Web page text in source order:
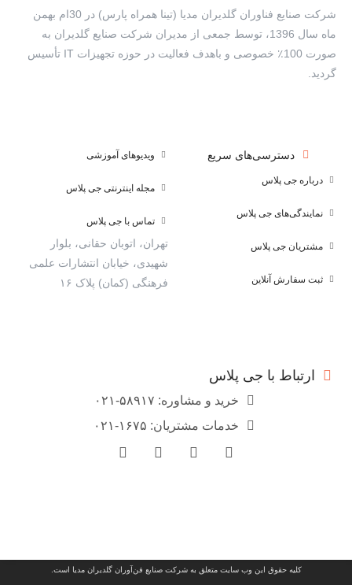
شرکت صنایع فناوران گلدیران مدیا (تینا همراه پارس) در 30ام بهمن
ماه سال 1396، توسط جمعی از مدیران شرکت صنایع گلدیران به
صورت 100٪ خصوصی و باهدف فعالیت در حوزه تجهیزات IT تأسیس
گردید.
دسترسی‌های سریع
درباره جی پلاس
نمایندگی‌های جی پلاس
مشتریان جی پلاس
ثبت سفارش آنلاین
ویدیوهای آموزشی
مجله اینترنتی جی پلاس
تماس با جی پلاس
تهران، اتوبان حقانی، بلوار
شهیدی، خیابان انتشارات علمی
فرهنگی (کمان) پلاک ۱۶
ارتباط با جی پلاس
خرید و مشاوره: ۵۸۹۱۷-۰۲۱
خدمات مشتریان: ۱۶۷۵-۰۲۱
کلیه حقوق این وب سایت متعلق به شرکت صنایع فن‌آوران گلدیران مدیا است.